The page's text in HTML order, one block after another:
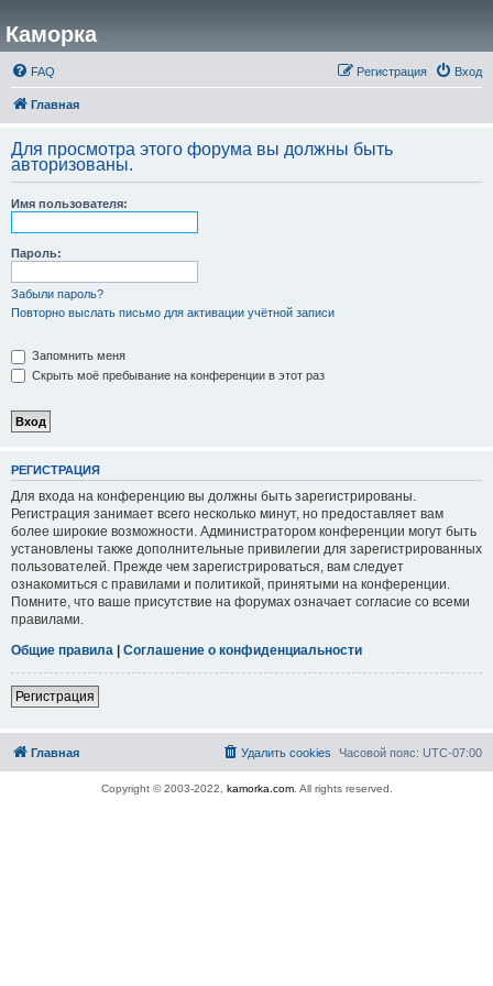
Каморка
FAQ Вход
Регистрация
Главная
Для просмотра этого форума вы должны быть
авторизованы.
Имя пользователя:
Пароль:
Забыли пароль?
Повторно выслать письмо для активации учётной записи
Запомнить меня
Скрыть моё пребывание на конференции в этот раз
РЕГИСТРАЦИЯ
Для входа на конференцию вы должны быть зарегистрированы.
Регистрация занимает всего несколько минут, но предоставляет вам
более широкие возможности. Администратором конференции могут быть
установлены также дополнительные привилегии для зарегистрированных
пользователей. Прежде чем зарегистрироваться, вам следует
ознакомиться с правилами и политикой, принятыми на конференции.
Помните, что ваше присутствие на форумах означает согласие со всеми
правилами.
Общие правила | Соглашение о конфиденциальности
Регистрация
Главная Часовой пояс: UTC-07:00
Удалить cookies
Copyright © 2003-2022, kamorka.com. All rights reserved.